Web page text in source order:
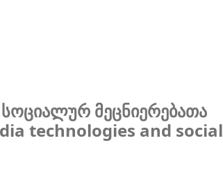
მეცნიერებათა
technologies and social